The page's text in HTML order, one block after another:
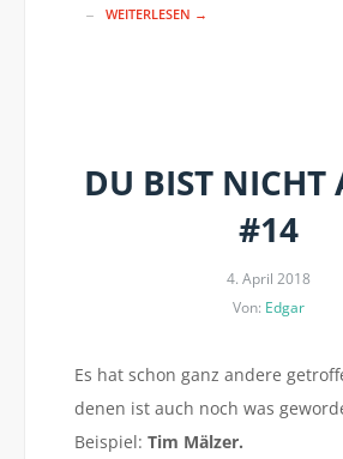
WEITERLESEN →
DU BIST NICHT
#14
4. April 2018
Von: Edgar
Es hat schon ganz andere
denen ist auch noch was
Beispiel: Tim Mälzer.